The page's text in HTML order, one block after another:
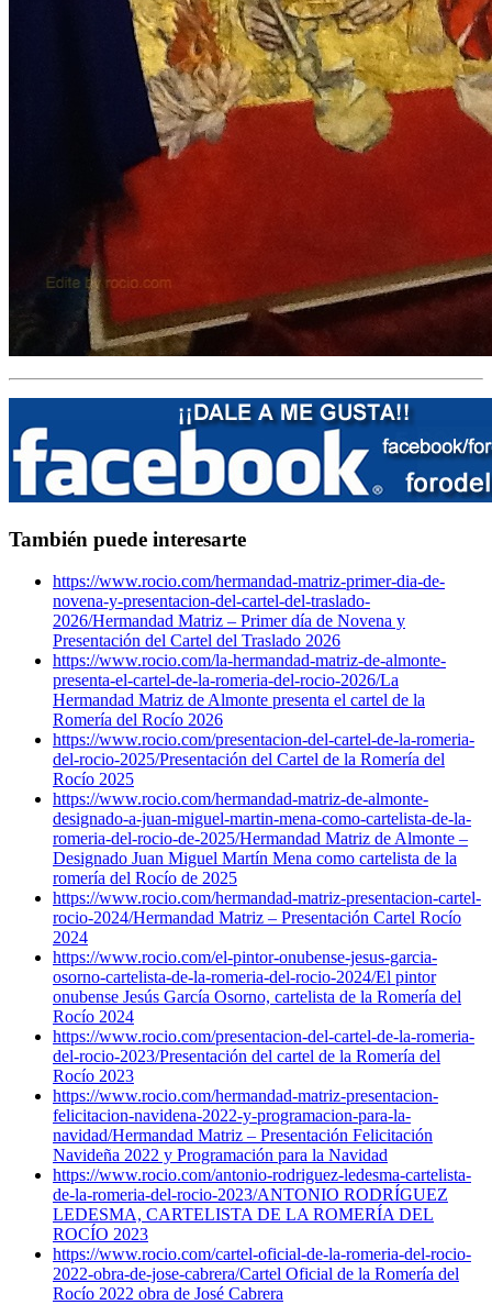
También puede interesarte
https://www.rocio.com/hermandad-matriz-primer-dia-de-
novena-y-presentacion-del-cartel-del-traslado-
2026/Hermandad Matriz – Primer día de Novena y
Presentación del Cartel del Traslado 2026
https://www.rocio.com/la-hermandad-matriz-de-almonte-
presenta-el-cartel-de-la-romeria-del-rocio-2026/La
Hermandad Matriz de Almonte presenta el cartel de la
Romería del Rocío 2026
https://www.rocio.com/presentacion-del-cartel-de-la-romeria-
del-rocio-2025/Presentación del Cartel de la Romería del
Rocío 2025
https://www.rocio.com/hermandad-matriz-de-almonte-
designado-a-juan-miguel-martin-mena-como-cartelista-de-la-
romeria-del-rocio-de-2025/Hermandad Matriz de Almonte –
Designado Juan Miguel Martín Mena como cartelista de la
romería del Rocío de 2025
https://www.rocio.com/hermandad-matriz-presentacion-cartel-
rocio-2024/Hermandad Matriz – Presentación Cartel Rocío
2024
https://www.rocio.com/el-pintor-onubense-jesus-garcia-
osorno-cartelista-de-la-romeria-del-rocio-2024/El pintor
onubense Jesús García Osorno, cartelista de la Romería del
Rocío 2024
https://www.rocio.com/presentacion-del-cartel-de-la-romeria-
del-rocio-2023/Presentación del cartel de la Romería del
Rocío 2023
https://www.rocio.com/hermandad-matriz-presentacion-
felicitacion-navidena-2022-y-programacion-para-la-
navidad/Hermandad Matriz – Presentación Felicitación
Navideña 2022 y Programación para la Navidad
https://www.rocio.com/antonio-rodriguez-ledesma-cartelista-
de-la-romeria-del-rocio-2023/ANTONIO RODRÍGUEZ
LEDESMA, CARTELISTA DE LA ROMERÍA DEL
ROCÍO 2023
https://www.rocio.com/cartel-oficial-de-la-romeria-del-rocio-
2022-obra-de-jose-cabrera/Cartel Oficial de la Romería del
Rocío 2022 obra de José Cabrera